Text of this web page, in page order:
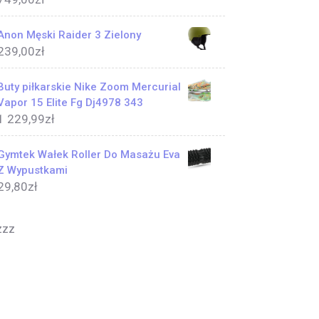
Męski Raider 3 Zielony
zł
piłkarskie Nike Zoom Mercurial
15 Elite Fg Dj4978 343
229,99zł
Wałek Roller Do Masażu Eva
Wypustkami
zł